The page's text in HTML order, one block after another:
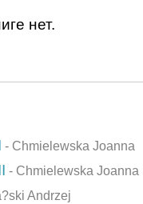
нет.
- Chmielewska Joanna
- Chmielewska Joanna
Andrzej